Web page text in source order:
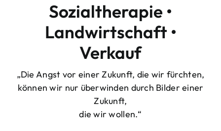
Sozialtherapie •
Landwirtschaft •
Verkauf
„Die Angst vor einer Zukunft, die wir fürchten,
können wir nur überwinden durch Bilder einer
Zukunft,
die wir wollen.“